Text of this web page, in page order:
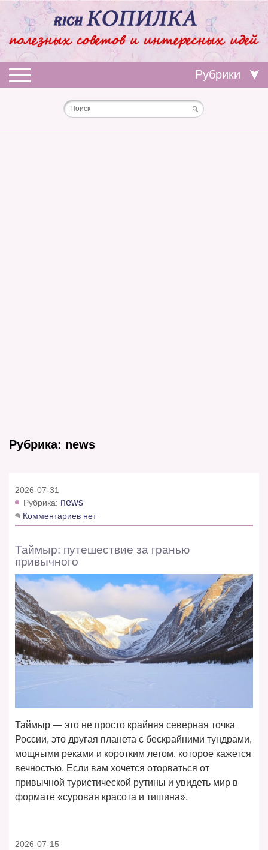
Рубрики
Рубрика: news
2026-07-31
Рубрика: news
Комментариев нет
Таймыр: путешествие за гранью
привычного
Таймыр — это не просто крайняя северная точка
России, это другая планета с бескрайними тундрами,
мощными реками и коротким летом, которое кажется
вечностью. Если вам хочется оторваться от
привычной туристической рутины и увидеть мир в
формате «суровая красота и тишина»,
2026-07-15